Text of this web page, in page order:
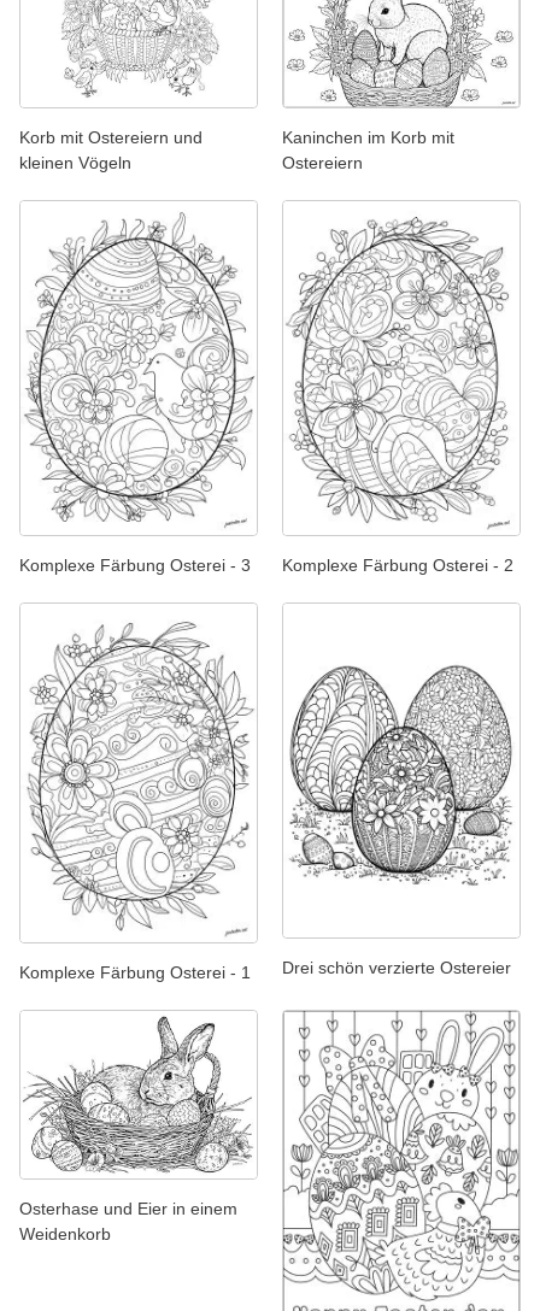
Korb mit Ostereiern und
kleinen Vögeln
Kaninchen im Korb mit
Ostereiern
Komplexe Färbung Osterei - 3 Komplexe Färbung Osterei - 2
Komplexe Färbung Osterei - 1 Drei schön verzierte Ostereier
Osterhase und Eier in einem
Weidenkorb